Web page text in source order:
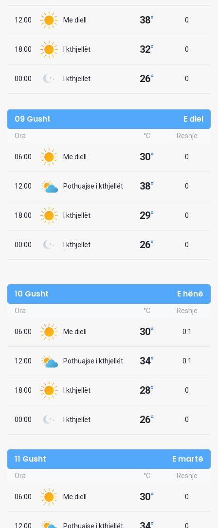
12:00 Me diell 38° 0
18:00 I kthjellët 32° 0
00:00 I kthjellët 26° 0
09 Gusht E diel
Ora °C Reshje
06:00 Me diell 30° 0
12:00 Pothuajse i kthjellët 38° 0
18:00 I kthjellët 29° 0
00:00 I kthjellët 26° 0
10 Gusht E hënë
Ora °C Reshje
06:00 Me diell 30° 0.1
12:00 Pothuajse i kthjellët 34° 0.1
18:00 I kthjellët 28° 0
00:00 I kthjellët 26° 0
11 Gusht E martë
Ora °C Reshje
06:00 Me diell 30° 0
12:00 Pothuajse i kthjellët 0